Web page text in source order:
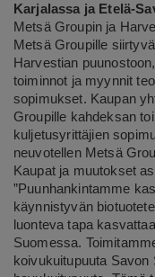
Karjalassa ja Etelä-
Metsä Groupin ja
Metsä Groupille
Harvestian
toiminnot ja myynnit
sopimukset. Kaupan
Groupille kahdeksan
kuljetusyrittäjien
neuvotellenMetsä
Kaupat ja muutokset
”Puunhankintamme
käynnistyvän
luonteva tapa
Suomessa.
koivukuitupuuta Savon